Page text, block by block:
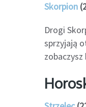
Skorpion
Drogi
sprzyjają